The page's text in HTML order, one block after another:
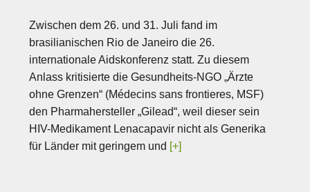
Zwischen dem 26. und 31. Juli fand im
brasilianischen Rio de Janeiro die 26.
internationale Aidskonferenz statt. Zu diesem
Anlass kritisierte die Gesundheits-NGO „Ärzte
ohne Grenzen“ (Médecins sans frontieres, MSF)
den Pharmahersteller „Gilead“, weil dieser sein
HIV-Medikament Lenacapavir nicht als Generika
für Länder mit geringem und [+]